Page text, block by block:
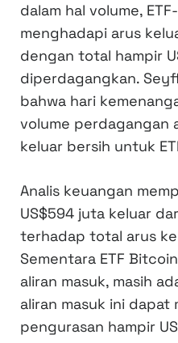
dalam hal volume,
menghadapi arus
dengan total hampir
diperdagangkan.
bahwa hari
volume perdagangan
keluar bersih untuk
Analis keuangan
US$594 juta keluar
terhadap total arus
Sementara ETF
aliran masuk, masih
aliran masuk ini dapat
pengurasan hampir